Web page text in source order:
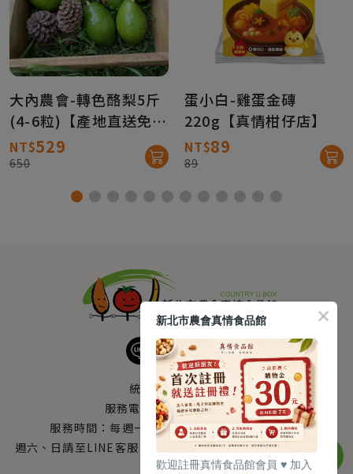
大內農會-轉色酪梨5斤
(4-6粒)【產地直送免
運】
NT$529
650
蛋小白-雞蛋金磚
220g【真情柑仔店】
NT$89
89
統編：33378005
服務電話：0800-666-980
服務時間：每週一至週五AM 8：10～PM 5：00
週六、日請至LINE客服留言 LINE@帳號搜尋：@uboxorg
新北市農會真情食品館
歡迎註冊真情食品館會員 ♥️ 加入